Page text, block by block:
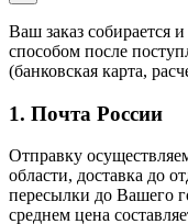
Ваш заказ собирается
способом после
(банковская карта,
1. Почта России
Отправку
области, доставка до
пересылки до Вашего
среднем цена